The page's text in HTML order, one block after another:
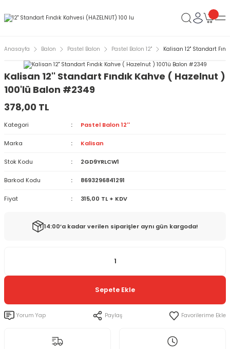
Anasayfa Balon Pastel Balon Pastel Balon 12'' Kalisan 12'' Standart
Kalisan 12'' Standart Fındık Kahve ( Hazelnut )
100'lü Balon #2349
378,00 TL
Kategori Pastel Balon 12''
Marka Kalisan
Stok Kodu 2GD9YRLCW1
Barkod Kodu 8693296841291
Fiyat 315,00 TL + KDV
14:00’a kadar verilen siparişler aynı gün kargoda!
Sepete Ekle
Yorum Yap Paylaş